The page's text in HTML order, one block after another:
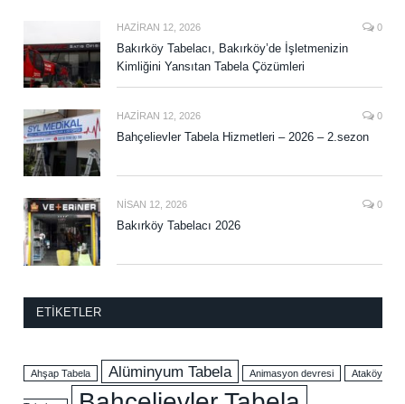
HAZIRAN 12, 2026 0
Bakırköy Tabelacı, Bakırköy’de İşletmenizin
Kimliğini Yansıtan Tabela Çözümleri
HAZIRAN 12, 2026 0
Bahçelievler Tabela Hizmetleri – 2026 – 2.sezon
NISAN 12, 2026 0
Bakırköy Tabelacı 2026
ETIKETLER
Ahşap Tabela Alüminyum Tabela Animasyon devresi Ataköy